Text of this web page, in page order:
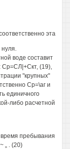
эта
нуля.
воде составит
Ср=СЛ|+Скт, (19),
"крупных"
Ср=\аг и
единичного
либо расчетной
время пребывания
„ . (20)